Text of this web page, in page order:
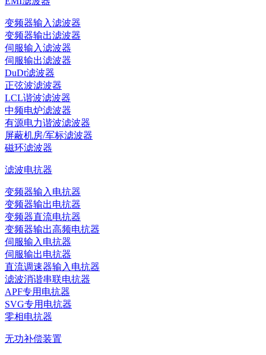
变频器输入滤波器
变频器输出滤波器
伺服输入滤波器
伺服输出滤波器
DuDt滤波器
正弦波滤波器
LCL谐波滤波器
中频电炉滤波器
有源电力谐波滤波器
屏蔽机房/军标滤波器
磁环滤波器
滤波电抗器
变频器输入电抗器
变频器输出电抗器
变频器直流电抗器
变频器输出高频电抗器
伺服输入电抗器
伺服输出电抗器
直流调速器输入电抗器
滤波消谐串联电抗器
APF专用电抗器
SVG专用电抗器
零相电抗器
无功补偿装置